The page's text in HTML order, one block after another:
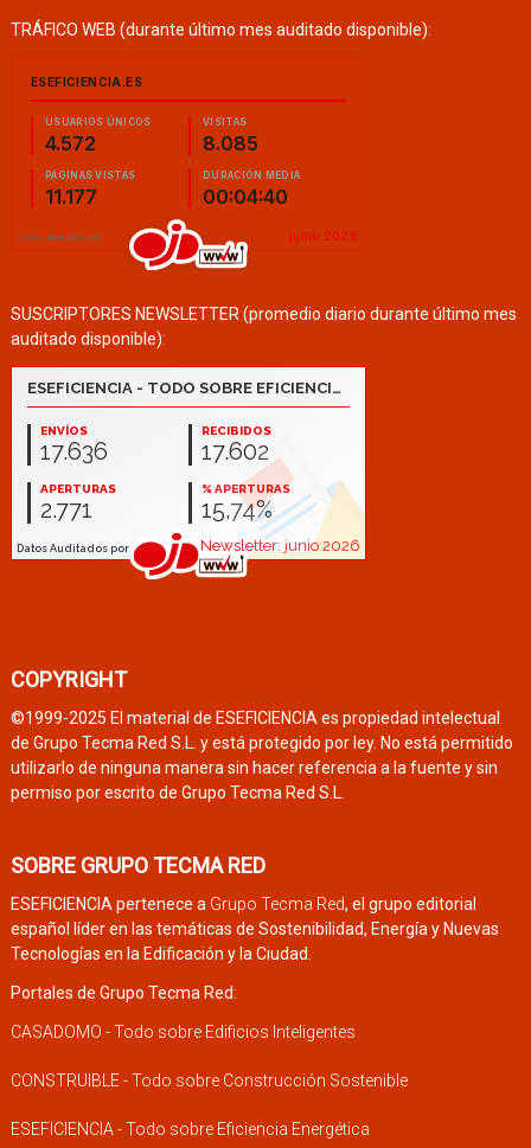
TRÁFICO WEB (durante último mes auditado disponible):
SUSCRIPTORES NEWSLETTER (promedio diario durante último mes
auditado disponible):
COPYRIGHT
©1999-2025 El material de ESEFICIENCIA es propiedad intelectual
de Grupo Tecma Red S.L. y está protegido por ley. No está permitido
utilizarlo de ninguna manera sin hacer referencia a la fuente y sin
permiso por escrito de Grupo Tecma Red S.L.
SOBRE GRUPO TECMA RED
ESEFICIENCIA pertenece a Grupo Tecma Red, el grupo editorial
español líder en las temáticas de Sostenibilidad, Energía y Nuevas
Tecnologías en la Edificación y la Ciudad.
Portales de Grupo Tecma Red:
CASADOMO - Todo sobre Edificios Inteligentes
CONSTRUIBLE - Todo sobre Construcción Sostenible
ESEFICIENCIA - Todo sobre Eficiencia Energética